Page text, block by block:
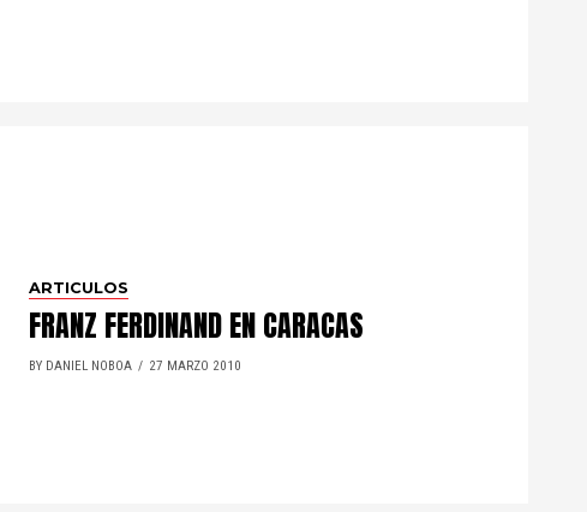
ARTICULOS
FRANZ FERDINAND EN CARACAS
BY DANIEL NOBOA 27 MARZO 2010